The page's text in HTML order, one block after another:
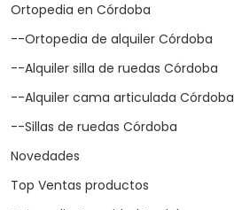
Ortopedia en Córdoba
--Ortopedia de alquiler Córdoba
--Alquiler silla de ruedas Córdoba
--Alquiler cama articulada Córdoba
--Sillas de ruedas Córdoba
Novedades
Top Ventas productos